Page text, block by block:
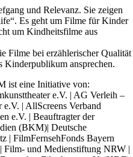
und Relevanz. Sie zeigen
Es geht um Filme für Kinder
um Kindheitsfilme aus
Filme bei erzählerischer Qualität
Kinderpublikum ansprechen.
ist eine Initiative von:
e.V. | AG Verleih –
| AllScreens Verband
e.V. | Beauftragter der
(BKM)| Deutsche
| FilmFernsehFonds Bayern
Film- und Medienstiftung NRW |